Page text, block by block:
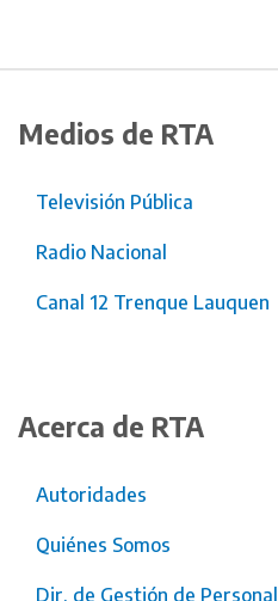
Medios de RTA
Televisión Pública
Radio Nacional
Canal 12 Trenque Lauquen
Acerca de RTA
Autoridades
Quiénes Somos
Dir. de Gestión de Personal